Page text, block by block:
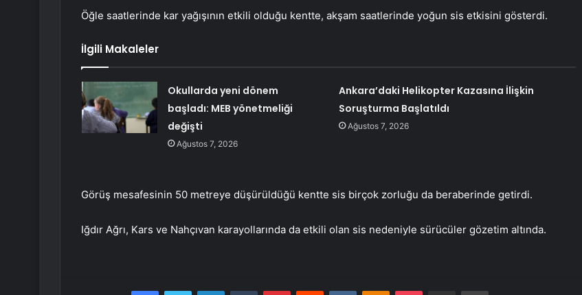
Öğle saatlerinde kar yağışının etkili olduğu kentte, akşam saatlerinde yoğun sis etkisini gösterdi.
İlgili Makaleler
Okullarda yeni dönem
başladı: MEB yönetmeliği
değişti
Ağustos 7, 2026
Ankara’daki Helikopter Kazasına İlişkin
Soruşturma Başlatıldı
Ağustos 7, 2026
Görüş mesafesinin 50 metreye düşürüldüğü kentte sis birçok zorluğu da beraberinde getirdi.
Iğdır Ağrı, Kars ve Nahçıvan karayollarında da etkili olan sis nedeniyle sürücüler gözetim altında.
FacebookTwitter LinkedInTumblr PinterestReddit VKontakteOdnoklassniki
Pocket E-Posta ile paylaş Yazdır